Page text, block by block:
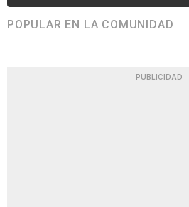
POPULAR EN LA COMUNIDAD
PUBLICIDAD